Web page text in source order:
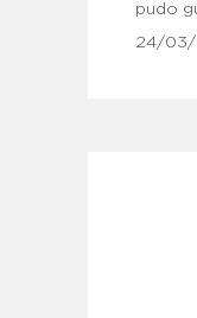
pudo
24/03/